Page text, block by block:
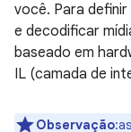
você. Para
e decodificar
baseado em
IL (camada de
Observação